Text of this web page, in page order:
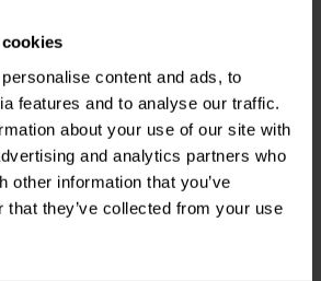
content and ads, to
features and to analyse our traffic.
about your use of our site with
and analytics partners who
other information that you’ve
that they’ve collected from your use
Breitbandlautsprecher
11
klantbeoordelingen
Vergleichen
5 Auf Lager